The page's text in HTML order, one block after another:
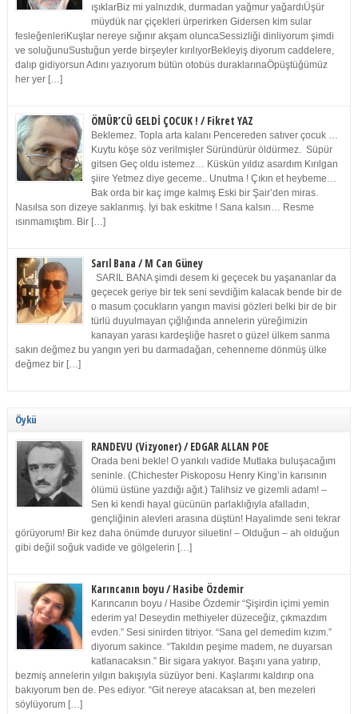
ışıklarBiz mi yalnızdık, durmadan yağmur yağardıÜşür
müydük nar çiçekleri ürperirken Gidersen kim sular
fesleğenleriKuşlar nereye sığınır akşam oluncaSessizliği dinliyorum şimdi
ve soluğunuSustuğun yerde birşeyler kırılıyorBekleyiş diyorum caddelere,
dalıp gidiyorsun Adını yazıyorum bütün otobüs duraklarınaÖpüştüğümüz
her yer […]
ÖMÜR’CÜ GELDİ ÇOCUK ! / Fikret YAZ
Beklemez. Topla arta kalanı Pencereden satıver çocuk …
Kuytu köşe söz verilmişler Süründürür öldürmez. Süpür
gitsen Geç oldu istemez… Küskün yıldız asardım Kırılgan
şiire Yetmez diye geceme.. Unutma ! Çıkın et heybeme…
Bak orda bir kaç imge kalmış Eski bir Şair’den miras.
Nasılsa son dizeye saklanmış. İyi bak eskitme ! Sana kalsın… Resme
ısınmamıştım. Bir […]
Sarıl Bana / M Can Güney
SARIL BANA şimdi desem ki geçecek bu yaşananlar da
geçecek geriye bir tek seni sevdiğim kalacak bende bir de
o masum çocukların yangın mavisi gözleri belki bir de bir
türlü duyulmayan çığlığında annelerin yüreğimizin
kanayan yarası kardeşliğe hasret o güzel ülkem sanma
sakın değmez bu yangın yeri bu darmadağan, cehenneme dönmüş ülke
değmez bir […]
Öykü
RANDEVU (Vizyoner) / EDGAR ALLAN POE
Orada beni bekle! O yankılı vadide Mutlaka buluşacağım
seninle. (Chichester Piskoposu Henry King’in karısının
ölümü üstüne yazdığı ağıt.) Talihsiz ve gizemli adam! –
Sen ki kendi hayal gücünün parlaklığıyla afalladın,
gençliğinin alevleri arasına düştün! Hayalimde seni tekrar
görüyorum! Bir kez daha önümde duruyor siluetin! – Olduğun – ah olduğun
gibi değil soğuk vadide ve gölgelerin […]
Karıncanın boyu / Hasibe Özdemir
Karıncanın boyu / Hasibe Özdemir “Şişirdin içimi yemin
ederim ya! Deseydin methiyeler düzeceğiz, çıkmazdım
evden.” Sesi sinirden titriyor. “Sana gel demedim kızım.”
diyorum sakince. “Takıldın peşime madem, ne duyarsan
katlanacaksın.” Bir sigara yakıyor. Başını yana yatırıp,
bezmiş annelerin yılgın bakışıyla süzüyor beni. Kaşlarımı kaldırıp ona
bakıyorum ben de. Pes ediyor. “Git nereye atacaksan at, ben mezeleri
söylüyorum […]